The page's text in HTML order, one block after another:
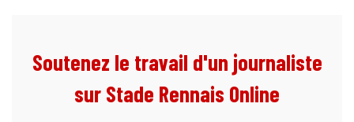
Soutenez le travail d'un journaliste
sur Stade Rennais Online